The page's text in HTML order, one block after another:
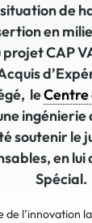
situation de
en
CAP
leCentre
soutenir le
en
Spécial.
l’innovation